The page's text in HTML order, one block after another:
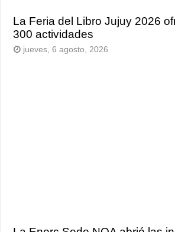
La Feria del Libro Jujuy 2026
300 actividades
jueves, 6 agosto, 2026